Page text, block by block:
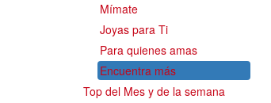
Mímate
Joyas para Ti
Para quienes amas
Encuentra más
Top del Mes y de la semana